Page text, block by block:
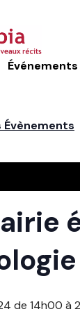
Événements
Évènements
de 14h00 à